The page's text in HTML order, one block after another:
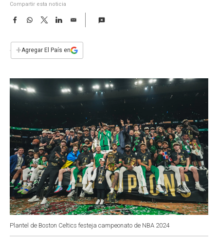
Compartir esta noticia
F
e
b
k
W
s
p
T
w
t
L
n
E
i
l
+Agregar El País en
Plantel de Boston Celtics festeja campeonato de NBA 2024